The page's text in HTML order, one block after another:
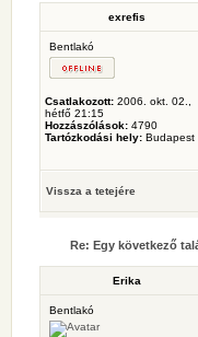
exrefis
Bentlakó
Csatlakozott: 2006. okt. 02.,
hétfő 21:15
Hozzászólások: 4790
Tartózkodási hely: Budapest
Vissza a tetejére
Re: Egy következő
Erika
Bentlakó